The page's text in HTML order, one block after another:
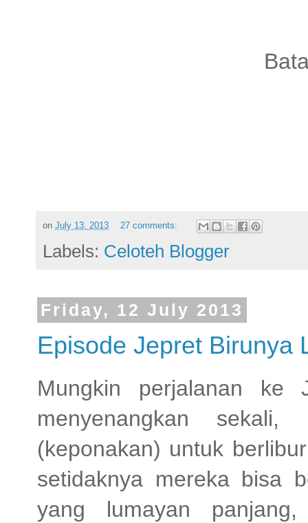
on July 13, 2013 27 comments:
Labels: Celoteh Blogger
Friday, 12 July 2013
Episode Jepret Birunya
Mungkin perjalanan
menyenangkan
(keponakan) untuk
setidaknya mereka bisa
yang lumayan